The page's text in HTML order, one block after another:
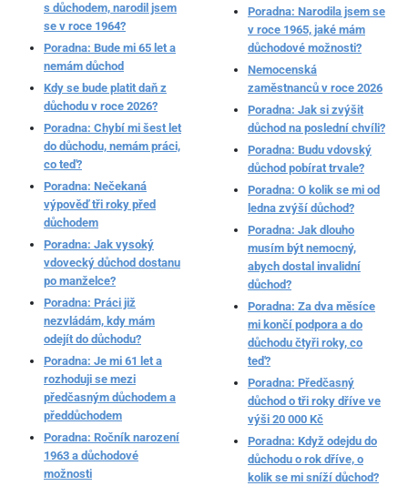
s důchodem, narodil jsem
se v roce 1964?
Poradna: Bude mi 65 let a
nemám důchod
Kdy se bude platit daň z
důchodu v roce 2026?
Poradna: Chybí mi šest let
do důchodu, nemám práci,
co teď?
Poradna: Nečekaná
výpověď tři roky před
důchodem
Poradna: Jak vysoký
vdovecký důchod dostanu
po manželce?
Poradna: Práci již
nezvládám, kdy mám
odejít do důchodu?
Poradna: Je mi 61 let a
rozhoduji se mezi
předčasným důchodem a
předdůchodem
Poradna: Ročník narození
1963 a důchodové
možnosti
Poradna: Narodila jsem se
v roce 1965, jaké mám
důchodové možnosti?
Nemocenská
zaměstnanců v roce 2026
Poradna: Jak si zvýšit
důchod na poslední chvíli?
Poradna: Budu vdovský
důchod pobírat trvale?
Poradna: O kolik se mi od
ledna zvýší důchod?
Poradna: Jak dlouho
musím být nemocný,
abych dostal invalidní
důchod?
Poradna: Za dva měsíce
mi končí podpora a do
důchodu čtyři roky, co
teď?
Poradna: Předčasný
důchod o tři roky dříve ve
výši 20 000 Kč
Poradna: Když odejdu do
důchodu o rok dříve, o
kolik se mi sníží důchod?